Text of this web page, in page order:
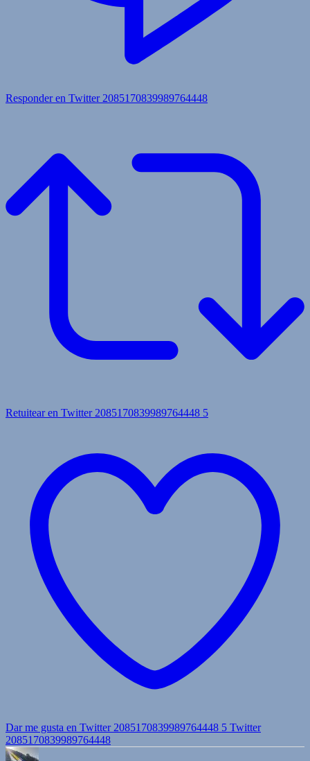
Responder en Twitter 2085170839989764448
Retuitear en Twitter 2085170839989764448 5
Dar me gusta en Twitter 2085170839989764448 5 Twitter
2085170839989764448